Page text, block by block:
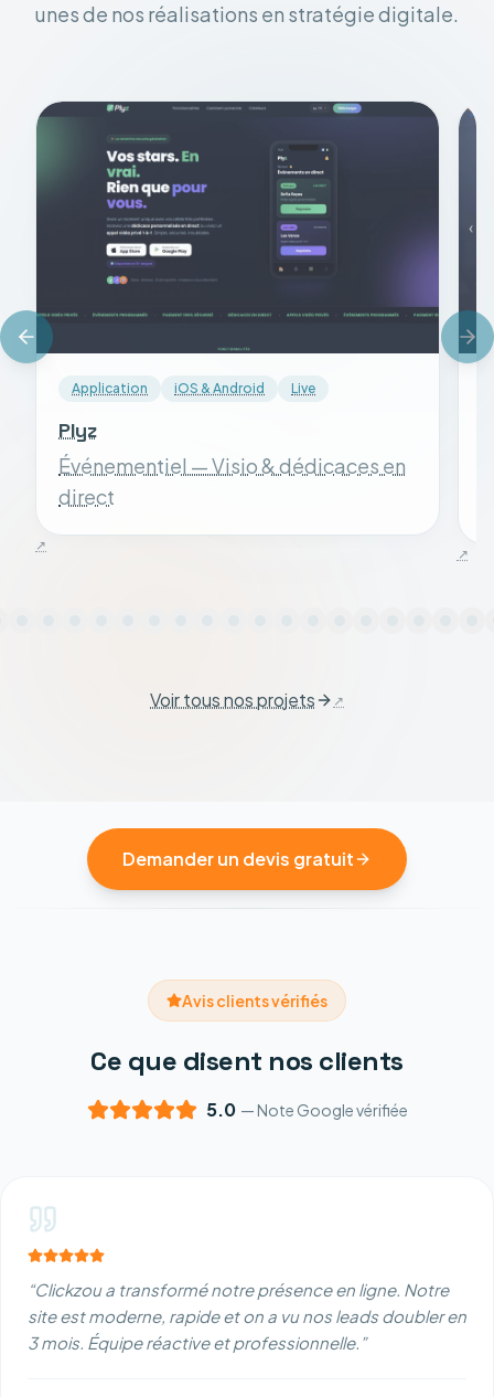
unes de nos réalisations en stratégie digitale.
Application iOS & Android Live
Plyz
Événementiel — Visio & dédicaces en
direct
Voir tous nos projets
Demander un devis gratuit
Avis clients vérifiés
Ce que disent nos clients
5.0 — Note Google vérifiée
“Clickzou a transformé notre présence en ligne. Notre
site est moderne, rapide et on a vu nos leads doubler en
3 mois. Équipe réactive et professionnelle. ”